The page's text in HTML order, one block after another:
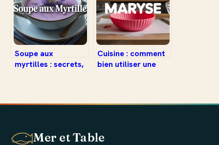
Soupe aux
myrtilles : secrets,
Cuisine : comment
bien utiliser une
Mer et Table